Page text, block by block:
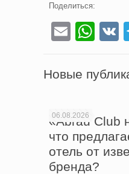
Поделиться:
Email
Новые
06.08.2026
«Abrau Club
что
отель от
бренда?